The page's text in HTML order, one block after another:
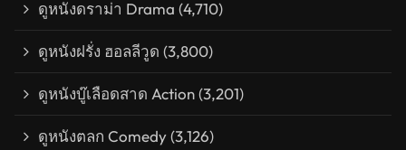
ดูหนังดราม่า Drama (4,710)
ดูหนังฝรั่ง ฮอลลีวูด (3,800)
ดูหนังบู๊เลือดสาด Action(3,201)
ดูหนังตลก Comedy(3,126)